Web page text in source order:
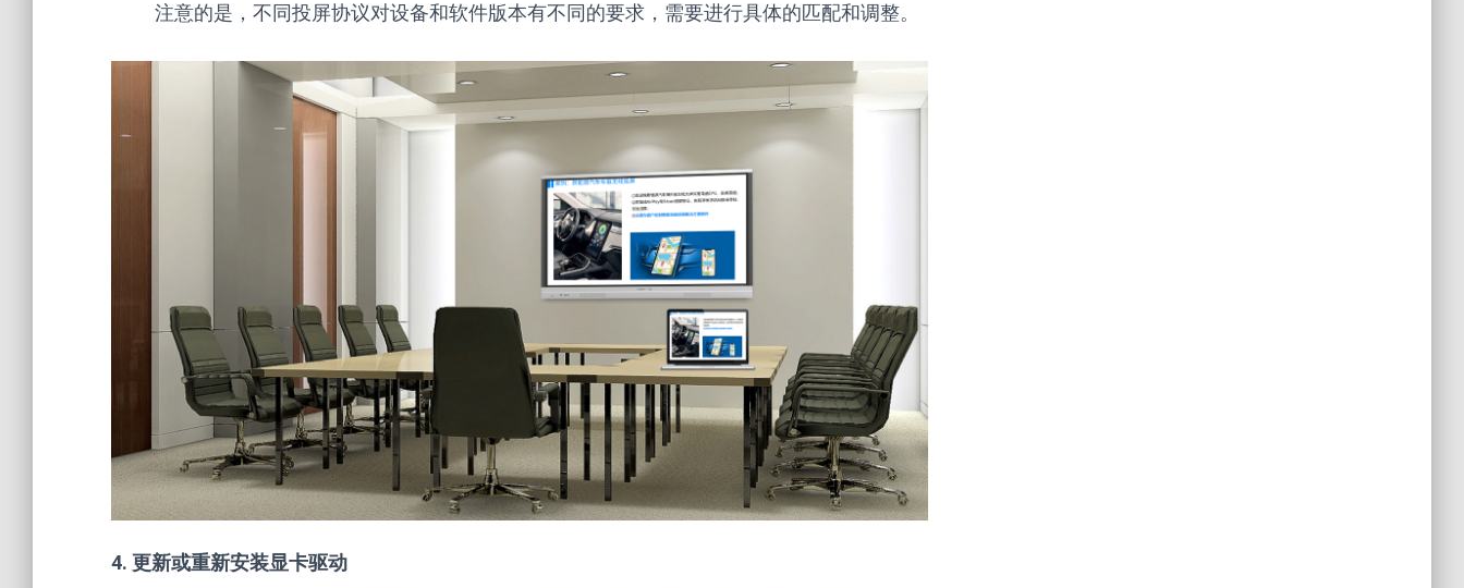
注意的是，不同投屏协议对设备和软件版本有不同的要求，需要进行具体的匹配和调整。
4. 更新或重新安装显卡驱动